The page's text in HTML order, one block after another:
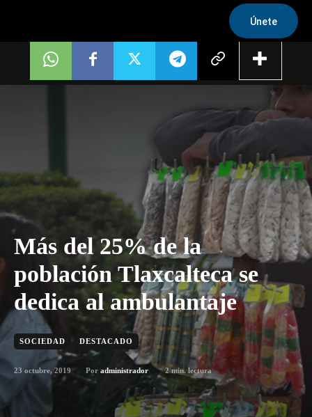
Únete
Más del 25% de la
población Tlaxcalteca se
dedica al ambulantaje
SOCIEDAD DESTACADO
23 octubre, 2019 Por administrador 2min. lectura